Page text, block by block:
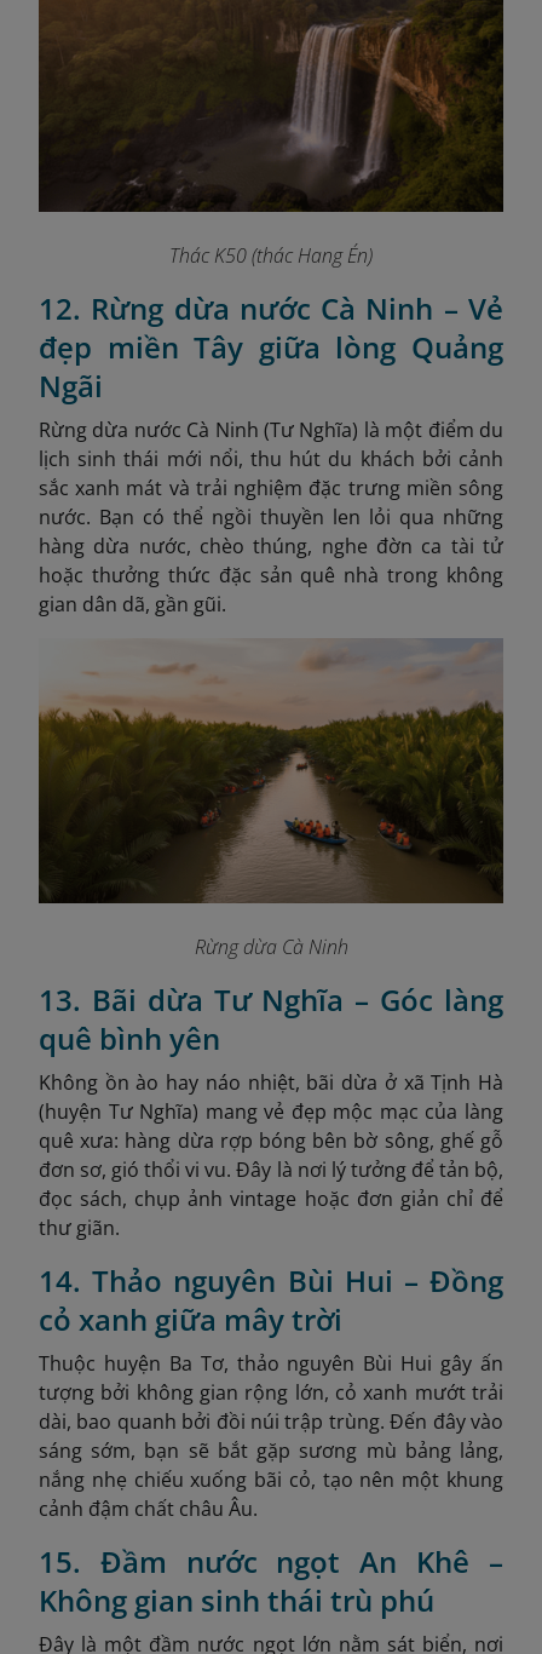
Thác K50 (thác Hang Én)
12. Rừng dừa nước Cà Ninh – Vẻ
đẹp miền Tây giữa lòng Quảng
Ngãi
Rừng dừa nước Cà Ninh (Tư Nghĩa) là một điểm du
lịch sinh thái mới nổi, thu hút du khách bởi cảnh
sắc xanh mát và trải nghiệm đặc trưng miền sông
nước. Bạn có thể ngồi thuyền len lỏi qua những
hàng dừa nước, chèo thúng, nghe đờn ca tài tử
hoặc thưởng thức đặc sản quê nhà trong không
gian dân dã, gần gũi.
Rừng dừa Cà Ninh
13. Bãi dừa Tư Nghĩa – Góc làng
quê bình yên
Không ồn ào hay náo nhiệt, bãi dừa ở xã Tịnh Hà
(huyện Tư Nghĩa) mang vẻ đẹp mộc mạc của làng
quê xưa: hàng dừa rợp bóng bên bờ sông, ghế gỗ
đơn sơ, gió thổi vi vu. Đây là nơi lý tưởng để tản bộ,
đọc sách, chụp ảnh vintage hoặc đơn giản chỉ để
thư giãn.
14. Thảo nguyên Bùi Hui – Đồng
cỏ xanh giữa mây trời
Thuộc huyện Ba Tơ, thảo nguyên Bùi Hui gây ấn
tượng bởi không gian rộng lớn, cỏ xanh mướt trải
dài, bao quanh bởi đồi núi trập trùng. Đến đây vào
sáng sớm, bạn sẽ bắt gặp sương mù bảng lảng,
nắng nhẹ chiếu xuống bãi cỏ, tạo nên một khung
cảnh đậm chất châu Âu.
15. Đầm nước ngọt An Khê –
Không gian sinh thái trù phú
Đây là một đầm nước ngọt lớn nằm sát biển, nơi